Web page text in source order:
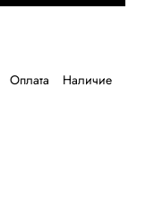
Оплата Наличие